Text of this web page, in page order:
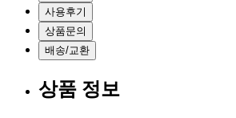
사용후기
상품문의
배송/교환
상품 정보